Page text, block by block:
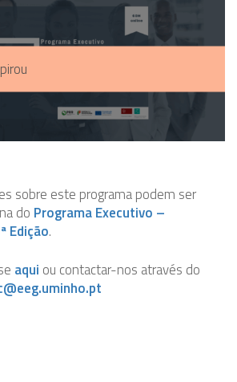
sobre este programa podem ser
do Programa Executivo –
Edição.
aqui ou contactar-nos através do